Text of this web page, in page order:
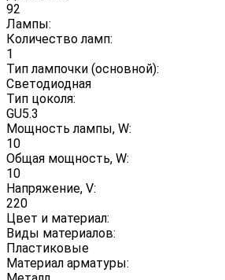
92
Лампы:
Количество ламп:
1
Тип лампочки (основной):
Светодиодная
Тип цоколя:
GU5.3
Мощность лампы, W:
10
Общая мощность, W:
10
Напряжение, V:
220
Цвет и материал:
Виды материалов:
Пластиковые
Материал арматуры: